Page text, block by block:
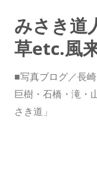
みさき道
草etc.風
■写真ブログ／長
巨樹・石橋・滝・
さき道」